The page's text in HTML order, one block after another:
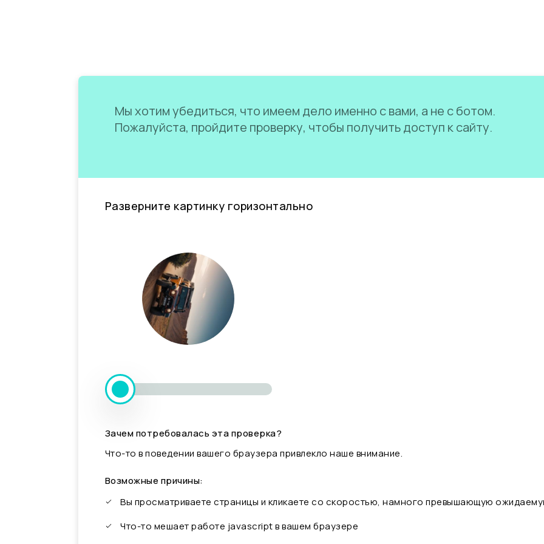
Мы хотим убедиться, что имеем дело именно с вами, а не с ботом.
Пожалуйста, пройдите проверку, чтобы получить доступ к сайту.
Разверните картинку горизонтально
Зачем потребовалась эта проверка?
Что-то в поведении вашего браузера привлекло наше внимание.
Возможные причины:
Вы просматриваете страницы и кликаете со скоростью, намного превышающую
Что-то мешает работе javascript в вашем браузере